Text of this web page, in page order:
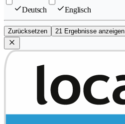
Deutsch Englisch
Zurücksetzen 21 Ergebnisse anzeigen